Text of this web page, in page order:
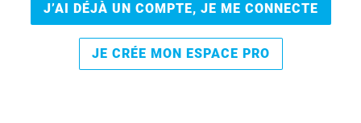
J’AI DÉJÀ UN COMPTE, JE ME CONNECTE
JE CRÉE MON ESPACE PRO